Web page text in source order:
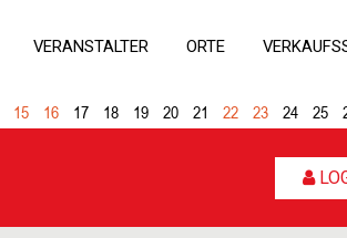
VERANSTALTER ORTE
15 16 17 18 19 20 21 22 23 24 25